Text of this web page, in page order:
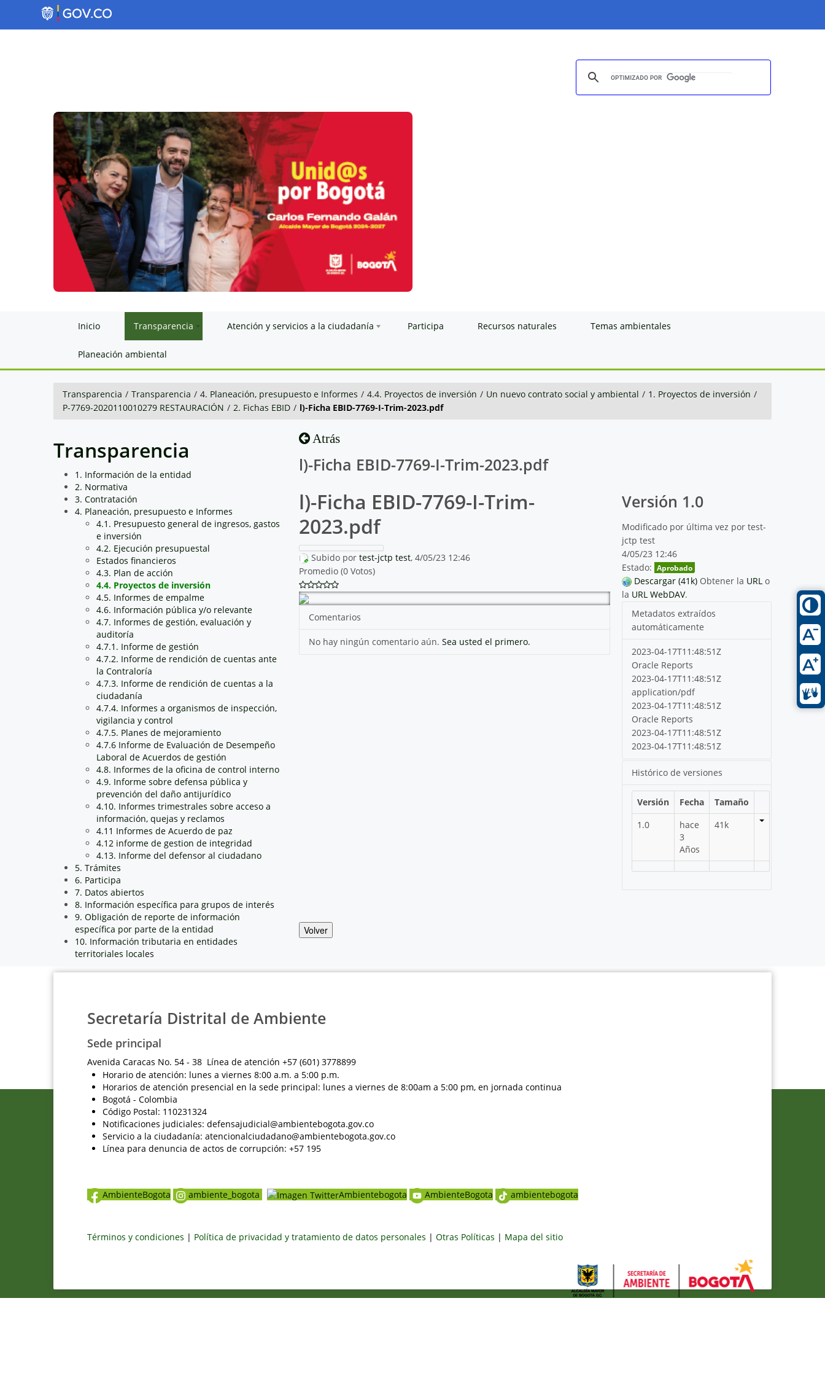
Inicio Transparencia Atención y servicios a la ciudadanía Participa Recursos naturales Temas ambientales
Planeación ambiental
Transparencia / Transparencia / 4. Planeación, presupuesto e Informes / 4.4. Proyectos de inversión / Un nuevo contrato social y ambiental / 1. Proyectos de inversión /
P-7769-2020110010279 RESTAURACIÓN / 2. Fichas EBID / l)-Ficha EBID-7769-I-Trim-2023.pdf
Transparencia
1. Información de la entidad
2. Normativa
3. Contratación
4. Planeación, presupuesto e Informes
4.1. Presupuesto general de ingresos, gastos
e inversión
4.2. Ejecución presupuestal
Estados financieros
4.3. Plan de acción
4.4. Proyectos de inversión
4.5. Informes de empalme
4.6. Información pública y/o relevante
4.7. Informes de gestión, evaluación y
auditoría
4.7.1. Informe de gestión
4.7.2. Informe de rendición de cuentas ante
la Contraloría
4.7.3. Informe de rendición de cuentas a la
ciudadanía
4.7.4. Informes a organismos de inspección,
vigilancia y control
4.7.5. Planes de mejoramiento
4.7.6 Informe de Evaluación de Desempeño
Laboral de Acuerdos de gestión
4.8. Informes de la oficina de control interno
4.9. Informe sobre defensa pública y
prevención del daño antijurídico
4.10. Informes trimestrales sobre acceso a
información, quejas y reclamos
4.11 Informes de Acuerdo de paz
4.12 informe de gestion de integridad
4.13. Informe del defensor al ciudadano
5. Trámites
6. Participa
7. Datos abiertos
8. Información específica para grupos de interés
9. Obligación de reporte de información
específica por parte de la entidad
10. Información tributaria en entidades
territoriales locales
Atrás
l)-Ficha EBID-7769-I-Trim-2023.pdf
l)-Ficha EBID-7769-I-Trim-
2023.pdf
Subido por test-jctp test, 4/05/23 12:46
Promedio (0 Votos)
Comentarios
No hay ningún comentario aún. Sea usted el primero.
Versión 1.0
Modificado por última vez por test-
jctp test
4/05/23 12:46
Estado: Aprobado
Descargar (41k) Obtener la URL o
la URL WebDAV.
Metadatos extraídos
automáticamente
2023-04-17T11:48:51Z
Oracle Reports
2023-04-17T11:48:51Z
application/pdf
2023-04-17T11:48:51Z
Oracle Reports
2023-04-17T11:48:51Z
2023-04-17T11:48:51Z
Histórico de versiones
Versión Fecha
Tamaño
1.0
hace
3
Años
41k
Volver
Secretaría Distrital de Ambiente
Sede principal
Avenida Caracas No. 54 - 38 Línea de atención +57 (601) 3778899
Horario de atención: lunes a viernes 8:00 a.m. a 5:00 p.m.
Horarios de atención presencial en la sede principal: lunes a viernes de 8:00am a 5:00 pm, en jornada continua
Bogotá - Colombia
Código Postal: 110231324
Notificaciones judiciales: defensajudicial@ambientebogota.gov.co
Servicio a la ciudadanía: atencionalciudadano@ambientebogota.gov.co
Línea para denuncia de actos de corrupción: +57 195
AmbienteBogota ambiente_bogota Ambientebogota AmbienteBogota ambientebogota
Términos y condiciones | Política de privacidad y tratamiento de datos personales | Otras Políticas | Mapa del sitio